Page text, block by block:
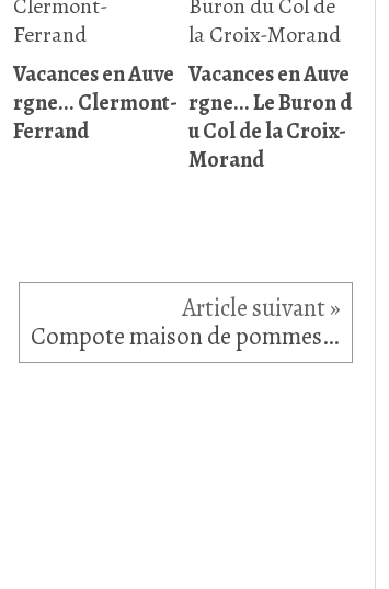
Vacances en Auve
rgne... Clermont-
Ferrand
Vacances en Auve
rgne... Le Buron d
u Col de la Croix-
Morand
Compote maison de pommes, poires & clémentines